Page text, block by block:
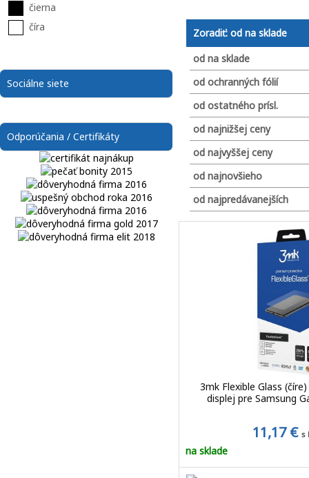
čierna
číra
Sociálne siete
Odporúčania / Certifikáty
Zoradiť: od na sklade
od na sklade
od ochranných fólií
od ostatného prísl.
od najnižšej ceny
od najvyššej ceny
od najnovšieho
od najpredávanejších
3mk Flexible Glass
displej pre Samsung
11,17 € s
na sklade